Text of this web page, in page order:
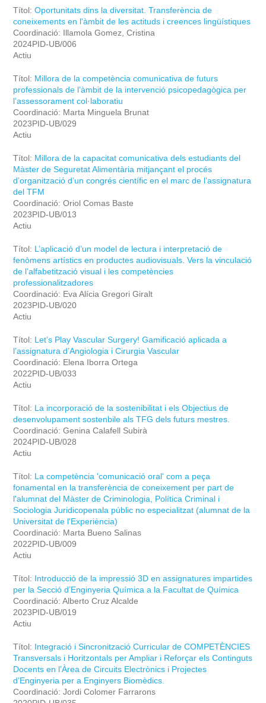
Títol: Oportunitats dins la diversitat. Transferència de
coneixements en l'àmbit de les actituds i creences lingüístiques
Coordinació: Illamola Gomez, Cristina
2024PID-UB/006
Actiu
Títol: Millora de la competència comunicativa de futurs
professionals de l’àmbit de la intervenció psicopedagògica per
l’assessorament col·laboratiu
Coordinació: Marta Minguela Brunat
2023PID-UB/029
Actiu
Títol: Millora de la capacitat comunicativa dels estudiants del
Màster de Seguretat Alimentària mitjançant el procés
d’organització d’un congrés científic en el marc de l’assignatura
del TFM
Coordinació: Oriol Comas Baste
2023PID-UB/013
Actiu
Títol: L’aplicació d’un model de lectura i interpretació de
fenòmens artístics en productes audiovisuals. Vers la vinculació
de l’alfabetització visual i les competències
professionalitzadores
Coordinació: Eva Alícia Gregori Giralt
2023PID-UB/020
Actiu
Títol: Let’s Play Vascular Surgery! Gamificació aplicada a
l’assignatura d’Angiologia i Cirurgia Vascular
Coordinació: Elena Iborra Ortega
2022PID-UB/033
Actiu
Títol: La incorporació de la sostenibilitat i els Objectius de
desenvolupament sostenbile als TFG dels futurs mestres.
Coordinació: Genina Calafell Subirà
2024PID-UB/028
Actiu
Títol: La competència 'comunicació oral' com a peça
fonamental en la transferència de coneixement per part de
l'alumnat del Màster de Criminologia, Política Criminal i
Sociologia Juridicopenala públic no especialitzat (alumnat de la
Universitat de l'Experiència)
Coordinació: Marta Bueno Salinas
2022PID-UB/009
Actiu
Títol: Introducció de la impressió 3D en assignatures impartides
per la Secció d’Enginyeria Química a la Facultat de Química
Coordinació: Alberto Cruz Alcalde
2023PID-UB/019
Actiu
Títol: Integració i Sincronització Curricular de COMPETÈNCIES
Transversals i Horitzontals per Ampliar i Reforçar els Continguts
Docents en l’Àrea de Circuits Electrònics i Projectes
d’Enginyeria per a Enginyers Biomèdics.
Coordinació: Jordi Colomer Farrarons